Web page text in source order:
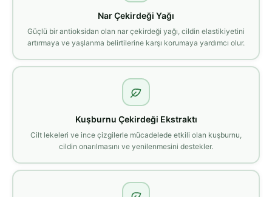
Nar Çekirdeği Yağı
Güçlü bir antioksidan olan nar çekirdeği yağı, cildin elastikiyetini
artırmaya ve yaşlanma belirtilerine karşı korumaya yardımcı olur.
Kuşburnu Çekirdeği Ekstraktı
Cilt lekeleri ve ince çizgilerle mücadelede etkili olan kuşburnu,
cildin onarılmasını ve yenilenmesini destekler.